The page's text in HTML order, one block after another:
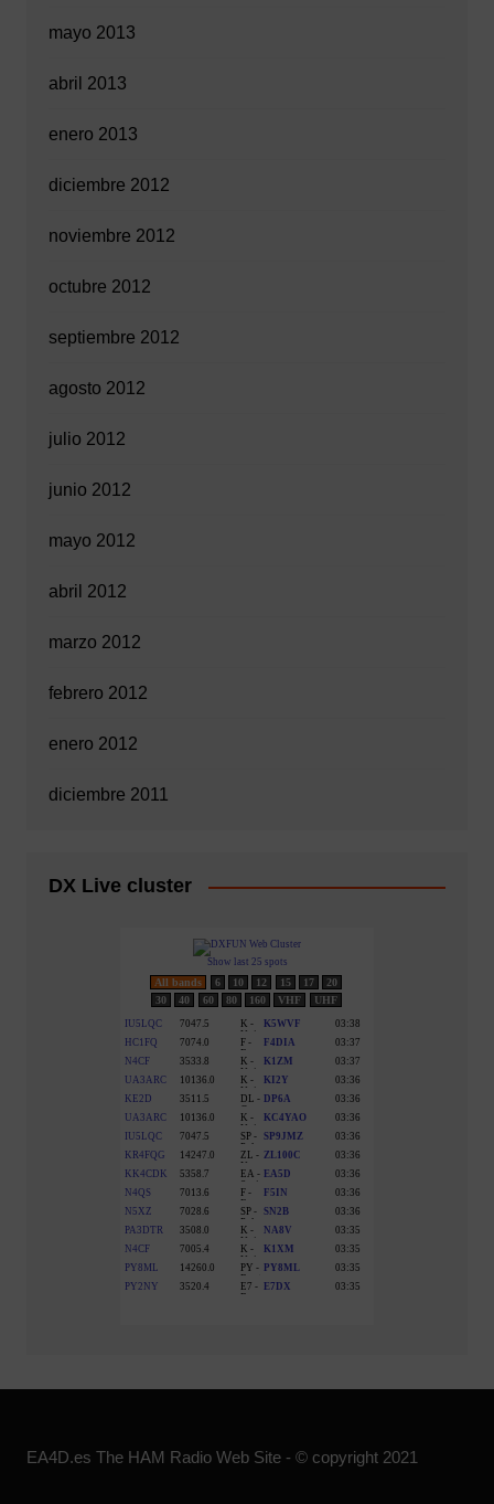
mayo 2013
abril 2013
enero 2013
diciembre 2012
noviembre 2012
octubre 2012
septiembre 2012
agosto 2012
julio 2012
junio 2012
mayo 2012
abril 2012
marzo 2012
febrero 2012
enero 2012
diciembre 2011
DX Live cluster
EA4D.es The HAM Radio Web Site - © copyright 2021